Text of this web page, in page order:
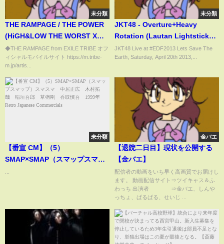
未分類
THE RAMPAGE / THE POWER
(HiGH&LOW THE WORST X
PREMIUM LIVE SHOW)
◆THE RAMPAGE from EXILE TRIBE オフ
ィシャルモバイルサイト https://m.tribe-
m.jp/artis...
未分類
JKT48 - Overture+Heavy
Rotation (Lautan Lightstick
Gor UNY Yogyakarta)
JKT48 Live at #EDF2013 Lets Save The
Earth, Saturday, April 20th 2013,...
未分類
【番宣 CM】（5）
SMAP×SMAP（スマップスマッ
金バエ
【退院二日目】現状を公開する
【金バエ】
配信者の動画をいち早く高画質でお届けし
ます。 動画配信サイト⇒ツイキャス＆ふ
わっち 出演者 ⇒金バエ、しんや
っちょ、ぱるぱる、せいじ ...